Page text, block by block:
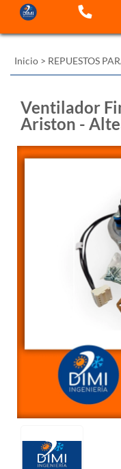
Inicio > REPUESTOS
Ventilador
Ariston -